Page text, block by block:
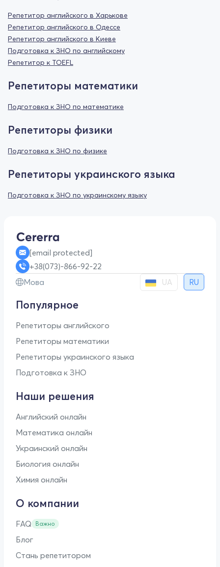
Репетитор английского в Харькове
Репетитор английского в Одессе
Репетитор английского в Киеве
Подготовка к ЗНО по английскому
Репетитор к TOEFL
Репетиторы математики
Подготовка к ЗНО по математике
Репетиторы физики
Подготовка к ЗНО по физике
Репетиторы украинского языка
Подготовка к ЗНО по украинскому языку
[email protected]
+38(073)-866-92-22
Мова
UA RU
Популярное
Репетиторы английского
Репетиторы математики
Репетиторы украинского языка
Подготовка к ЗНО
Наши решения
Английский онлайн
Математика онлайн
Украинский онлайн
Биология онлайн
Химия онлайн
О компании
FAQ Важно
Блог
Стань репетитором